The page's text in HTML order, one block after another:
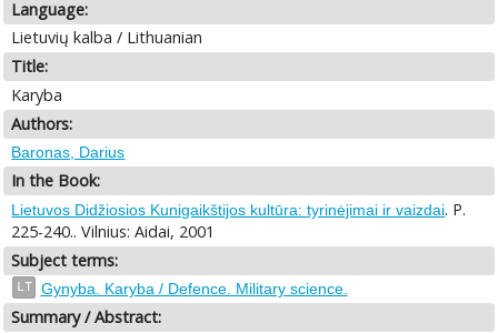
Language:
Lietuvių kalba / Lithuanian
Title:
Karyba
Authors:
Baronas, Darius
In the Book:
Lietuvos Didžiosios Kunigaikštijos kultūra: tyrinėjimai ir vaizdai. P.
225-240.. Vilnius: Aidai, 2001
Subject terms:
LT Gynyba. Karyba / Defence. Military science.
Summary / Abstract: